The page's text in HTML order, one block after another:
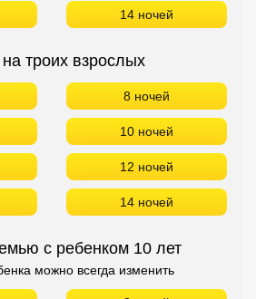
14 ночей
троих взрослых
8 ночей
10 ночей
12 ночей
14 ночей
с ребенком 10 лет
можно всегда изменить